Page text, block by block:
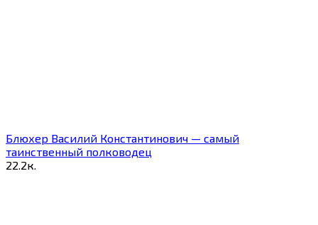
Блюхер Василий Константинович — самый
таинственный полководец
22.2к.